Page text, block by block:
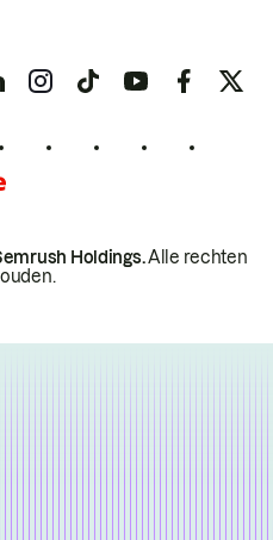
Holdings.Alle rechten